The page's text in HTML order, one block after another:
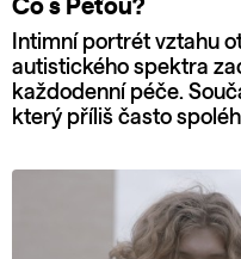
Co s Péťou?
Intimní portrét vztahu
autistického spektra
každodenní péče.
který příliš často